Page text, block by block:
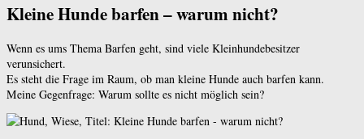
Kleine Hunde barfen – warum nicht?
Wenn es ums Thema Barfen geht, sind viele Kleinhundebesitzer
verunsichert.
Es steht die Frage im Raum, ob man kleine Hunde auch barfen kann.
Meine Gegenfrage: Warum sollte es nicht möglich sein?